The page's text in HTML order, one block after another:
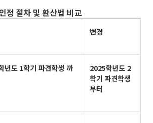
정 절차 및 환산법 비교
변경
년도 1학기 파견학생 까
2025학년도 2
학기 파견학생
부터